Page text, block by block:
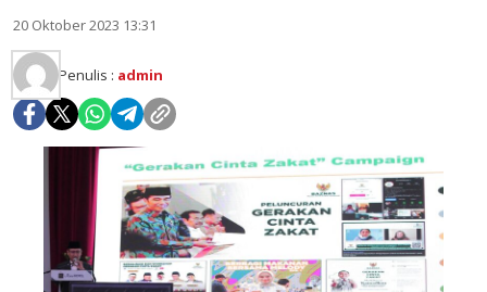
20 Oktober 2023 13:31
Penulis : admin